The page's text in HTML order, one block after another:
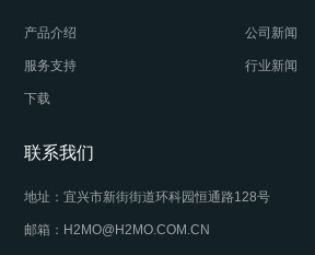
产品介绍
服务支持
下载
公司新闻
行业新闻
联系我们
地址：宜兴市新街街道环科园恒通路128号
邮箱：H2MO@H2MO.COM.CN